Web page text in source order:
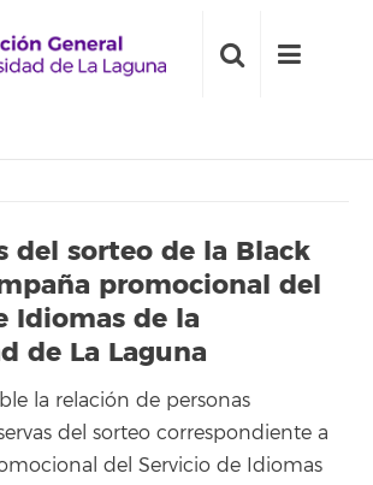
del sorteo de la Black
promocional del
Idiomas de la
de La Laguna
la relación de personas
del sorteo correspondiente a
del Servicio de Idiomas